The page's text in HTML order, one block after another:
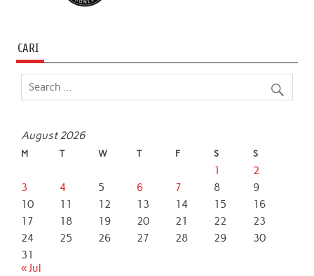
CARI
August 2026
M T W T F S S
1
2
3
4 5 6 7 8
9
10
11 12 13 14 15
16
17
18 19 20 21 22
23
24
25 26 27 28 29
30
31
« Jul